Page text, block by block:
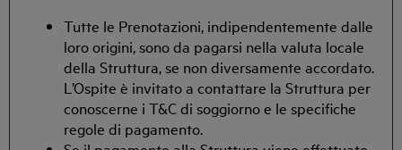
Tutte le Prenotazioni, indipendentemente dalle
loro origini, sono da pagarsi nella valuta locale
della Struttura, se non diversamente accordato.
L’Ospite è invitato a contattare la Struttura per
conoscerne i T&C di soggiorno e le specifiche
regole di pagamento.